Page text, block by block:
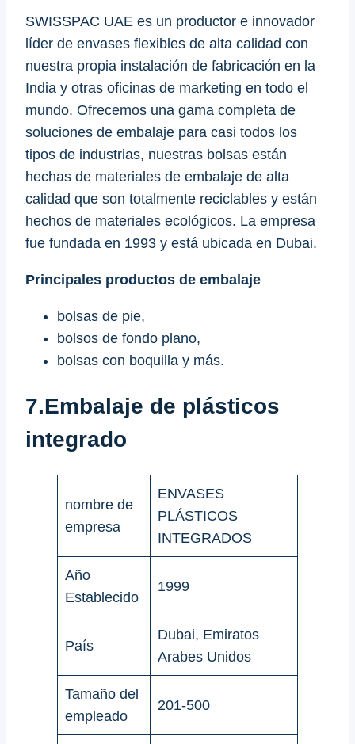
SWISSPAC UAE es un productor e innovador
líder de envases flexibles de alta calidad con
nuestra propia instalación de fabricación en la
India y otras oficinas de marketing en todo el
mundo. Ofrecemos una gama completa de
soluciones de embalaje para casi todos los
tipos de industrias, nuestras bolsas están
hechas de materiales de embalaje de alta
calidad que son totalmente reciclables y están
hechos de materiales ecológicos. La empresa
fue fundada en 1993 y está ubicada en Dubai.
Principales productos de embalaje
bolsas de pie,
bolsos de fondo plano,
bolsas con boquilla y más.
7.Embalaje de plásticos
integrado
nombre de
empresa
ENVASES
PLÁSTICOS
INTEGRADOS
Año
Establecido
1999
País
Dubai, Emiratos
Arabes Unidos
Tamaño del
empleado
201-500